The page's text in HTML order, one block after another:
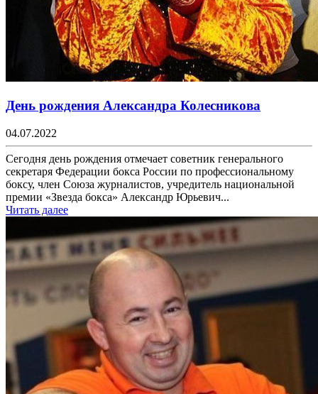
День рождения Александра Колесникова
04.07.2022
Сегодня день рождения отмечает советник генерального
секретаря Федерации бокса России по профессиональному
боксу, член Союза журналистов, учредитель национальной
премии «Звезда бокса» Александр Юрьевич...
Читать далее